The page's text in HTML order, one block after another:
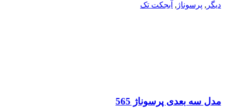
دیگر , پرسوناژ , آبجکت تک
مدل سه بعدی پرسوناژ 565